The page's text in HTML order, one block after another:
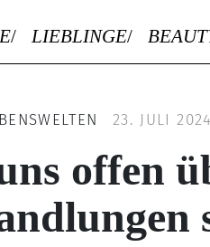
LIEBLINGE
23. JULI 2024
offen